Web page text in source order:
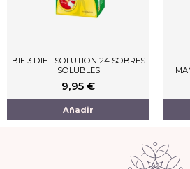
BIE 3 DIET SOLUTION 24 SOBRES
SOLUBLES
9,95 €
Añadir